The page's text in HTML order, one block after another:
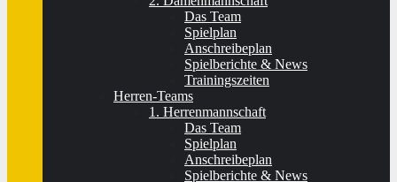
Das Team
Spielplan
Anschreibeplan
Spielberichte & News
Trainingszeiten
Herren-Teams
1. Herrenmannschaft
Das Team
Spielplan
Anschreibeplan
Spielberichte & News